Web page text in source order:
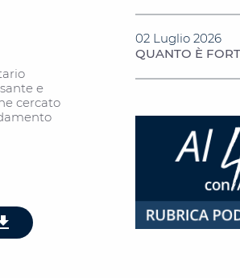
e
cercato
02 Luglio 2026
QUANTO È